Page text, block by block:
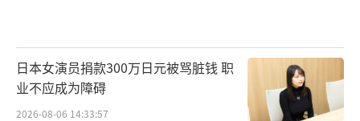
日本女演员捐款300万日元被骂脏钱 职
业不应成为障碍
2026-08-06 14:33:57